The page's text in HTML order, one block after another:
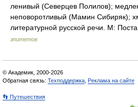
ленивый (Северцев Полилов);
неповоротливый (Мамин Сибиряк);
литературной русской речи. М:
эпитетов
© Академик, 2000-2026
Обратная связь: Техподдержка Реклама на сайте
👣 Путешествия